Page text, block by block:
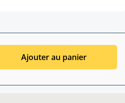
Ajouter au panier